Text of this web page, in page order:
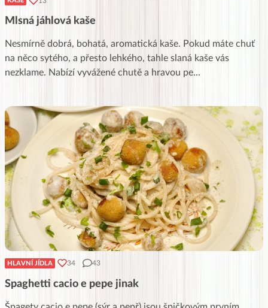
Mlsná jáhlová kaše
Nesmírně dobrá, bohatá, aromatická kaše. Pokud máte chuť
na něco sytého, a přesto lehkého, tahle slaná kaše vás
nezklame. Nabízí vyvážené chutě a hravou pe...
HLAVNÍ JÍDLA 34 43
Spaghetti cacio e pepe jinak